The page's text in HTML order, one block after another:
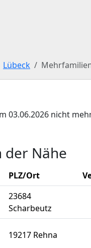
Lübeck
03.06.2026 nicht
der Nähe
PLZ/Ort
23684
Scharbeutz
19217 Rehna